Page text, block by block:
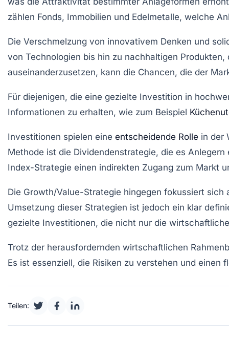
zählen Fonds, Immobilien und Edelmetalle, welche
Die Verschmelzung von innovativem Denken und
von Technologien bis hin zu nachhaltigen
auseinanderzusetzen, kann die Chancen, die der
Für diejenigen, die eine gezielte Investition in
Informationen zu erhalten, wie zum Beispiel
Investitionen spielen eine entscheidende Rolle in der
Methode ist die Dividendenstrategie, die es
Index-Strategie einen indirekten Zugang zum Markt
Die Growth/Value-Strategie hingegen fokussiert sich
Umsetzung dieser Strategien ist jedoch ein klar
gezielte Investitionen, die nicht nur die
Trotz der herausfordernden wirtschaftlichen
Es ist essenziell, die Risiken zu verstehen und einen
Teilen: